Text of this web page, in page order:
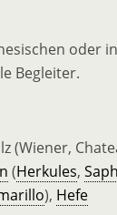
oder
Begleiter.
(Wiener,
(Herkules,
), Hefe